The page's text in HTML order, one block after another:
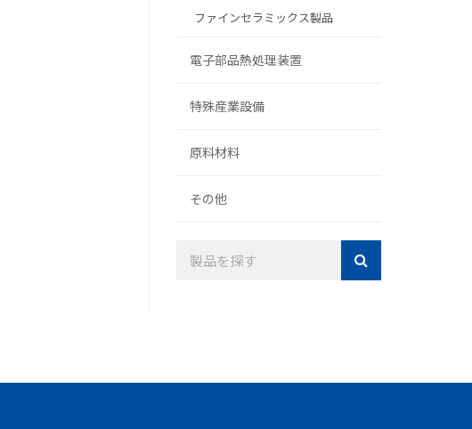
ファインセラミックス製品
電子部品熱処理装置
特殊産業設備
原料材料
その他